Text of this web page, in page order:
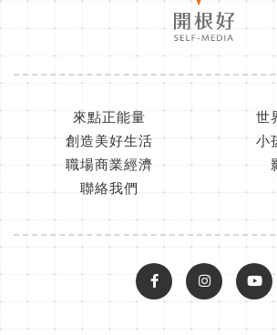
來點正能量
世
創造美好生活
小
職場商業經濟
聯絡我們